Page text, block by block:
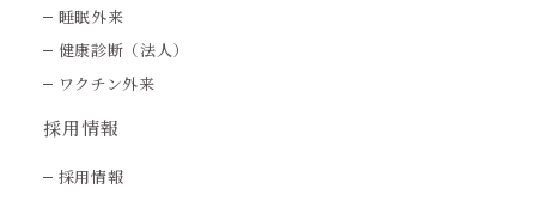
睡眠外来
健康診断（法人）
ワクチン外来
採用情報
採用情報